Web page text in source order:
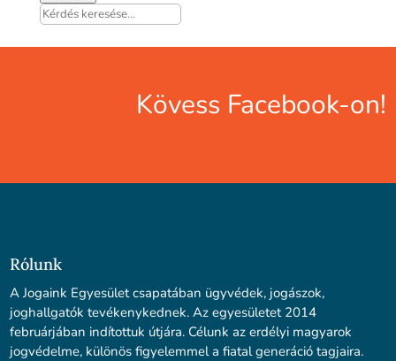
Kövess Facebook-on!
Rólunk
A Jogaink Egyesület csapatában ügyvédek, jogászok,
joghallgatók tevékenykednek. Az egyesületet 2014
februárjában indítottuk útjára. Célunk az erdélyi magyarok
jogvédelme, különös figyelemmel a fiatal generáció tagjaira.